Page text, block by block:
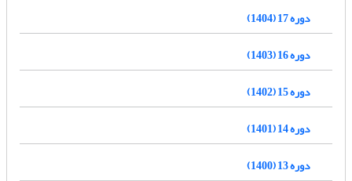
دوره 17 (1404)
دوره 16 (1403)
دوره 15 (1402)
دوره 14 (1401)
دوره 13 (1400)